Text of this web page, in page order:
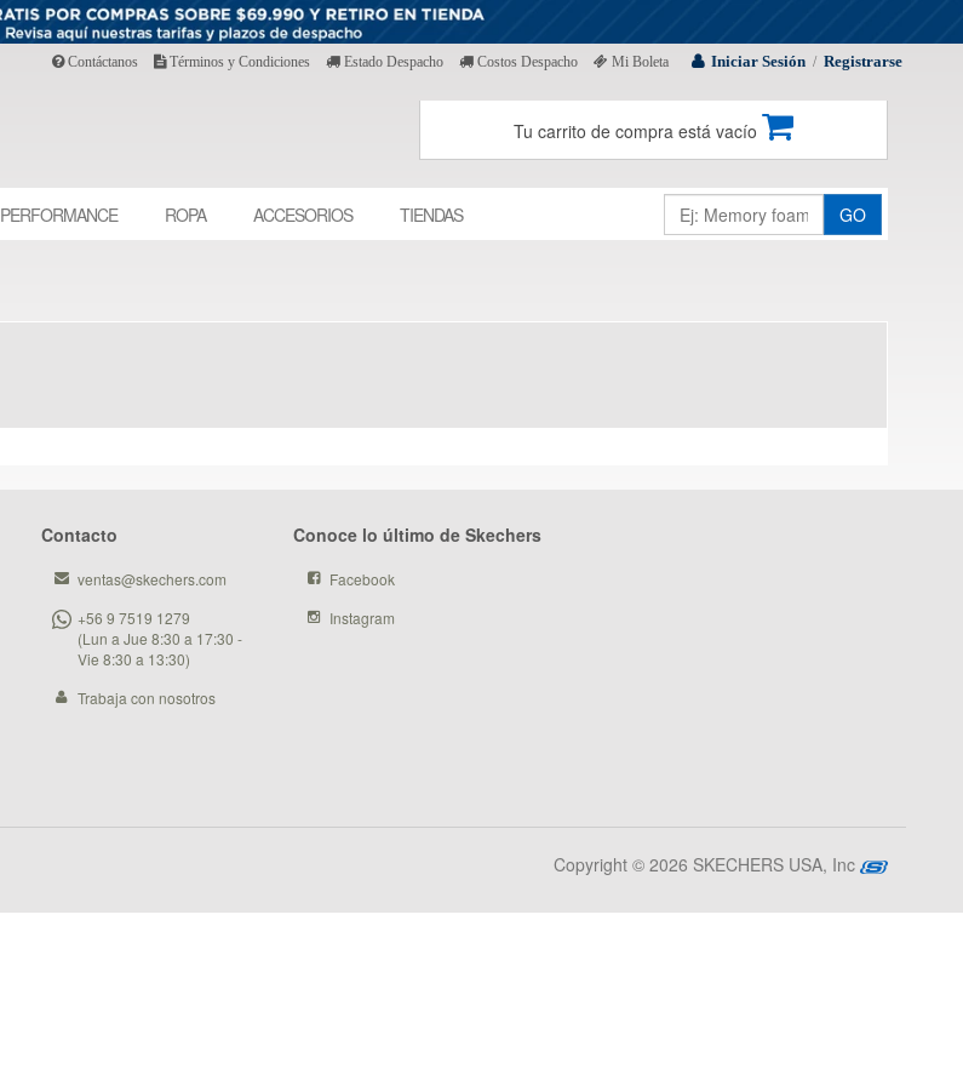
Iniciar Sesión / Registrarse
Contáctanos Términos y Condiciones Estado Despacho Costos Despacho Mi Boleta
Tu carrito de compra está vacío
PERFORMANCE ROPA ACCESORIOS TIENDAS GO
Contacto
ventas@skechers.com
+56 9 7519 1279
(Lun a Jue 8:30 a 17:30 -
Vie 8:30 a 13:30)
Trabaja con nosotros
Conoce lo último de Skechers
Facebook
Instagram
Copyright © 2026 SKECHERS USA, Inc